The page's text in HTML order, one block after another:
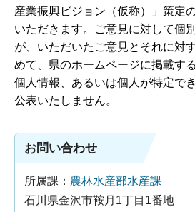
産業振興ビジョン（仮称）」策定
いただきます。ご意見に対して個
が、いただいたご意見とそれに対
めて、県のホームページに掲載す
個人情報、あるいは個人が特定で
公表いたしません。
お問い合わせ
所属課： 農林水産部水産課
石川県金沢市鞍月1丁目1番地